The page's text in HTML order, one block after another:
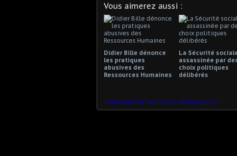
Vous aimerez aussi :
Didier Bille dénonce
les pratiques
abusives des
Ressources Humaines
La Sécurité
assassinée par
choix politiques
délibérés
Une "justice" aux ordres de Peugeot !